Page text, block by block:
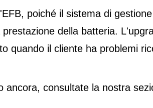
poiché il sistema di
della batteria.
quando il cliente ha problemi
ancora, consultate la nostra